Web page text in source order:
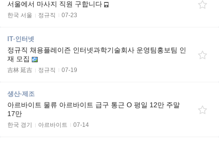
서울에서 마사지 직원 구합니다
한국 서울 정규직 07-23
IT·인터넷
정규직 채용플레이즌 인터넷과학기술회사 운영팀홍보팀 인
재 모집
吉林 延吉 정규직 07-19
생산·제조
아르바이트 물류 아르바이트 급구 통근 O 평일 12만 주말
17만
한국 경기 아르바이트 07-14